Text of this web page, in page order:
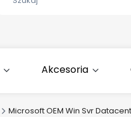
Akcesoria
Microsoft OEM Win Svr